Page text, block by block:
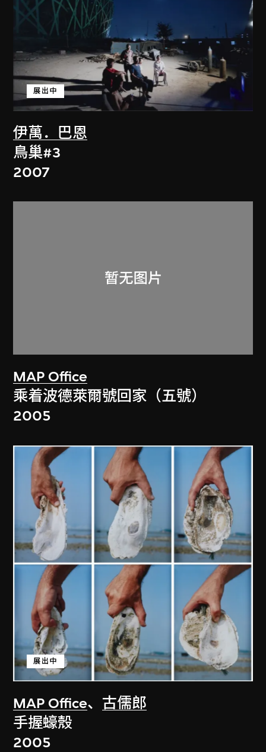
伊萬．巴恩
展出中
鳥巢#3
2007
MAP Office
乘着波德萊爾號回家（五號）
2005
MAP Office、 古儒郎
展出中
手握蠔殼
2005